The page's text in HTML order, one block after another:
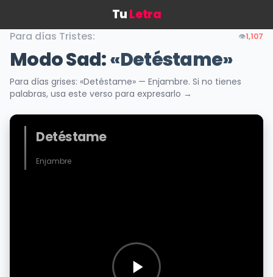
TuLetra
Para días Tristes: 👁️1,107
Modo Sad:«Detéstame»
Para días grises: «Detéstame» — Enjambre. Si no tienes
palabras, usa este verso para expresarlo →
Detéstame
Enjambre